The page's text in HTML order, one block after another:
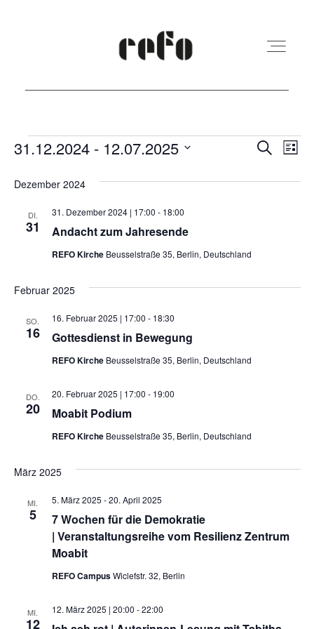
REFO Moabit
Terminkalender
Kita
Kontakt
Veranstaltungen SucheListe
31.12.2024 - 12.07.2025
wählen.
Dezember 2024
DI.
31 Andacht zum Jahresende
31. Dezember 2024 | 17:00 - 18:00
REFO Kirche Beusselstraße 35, Berlin, Deutschland
Februar 2025
SO.
16 Gottesdienst in Bewegung
16. Februar 2025 | 17:00 - 18:30
REFO Kirche Beusselstraße 35, Berlin, Deutschland
DO.
20 Moabit Podium
20. Februar 2025 | 17:00 - 19:00
REFO Kirche Beusselstraße 35, Berlin, Deutschland
März 2025
MI.
5
7 Wochen für die Demokratie
| Veranstaltungsreihe vom Resilienz Zentrum
Moabit
5. März 2025 -20. April 2025
REFO CampusWiclefstr. 32, Berlin
MI.
12
12. März 2025 | 20:00 -22:00